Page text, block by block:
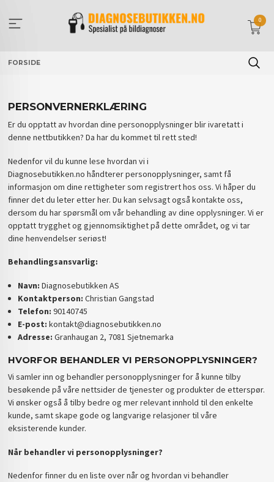
innholdet
0
FORSIDE
PERSONVERNERKLÆRING
Er du opptatt av hvordan dine personopplysninger blir ivaretatt i
denne nettbutikken? Da har du kommet til rett sted!
Nedenfor vil du kunne lese hvordan vi i
Diagnosebutikken.no håndterer personopplysninger, samt få
informasjon om dine rettigheter som registrert hos oss. Vi håper du
finner det du leter etter her. Du kan selvsagt også kontakte oss,
dersom du har spørsmål om vår behandling av dine opplysninger. Vi er
opptatt trygghet og gjennomsiktighet på dette området, og vi tar
dine henvendelser seriøst!
Behandlingsansvarlig:
Navn: Diagnosebutikken AS
Kontaktperson: Christian Gangstad
Telefon: 90140745
E-post: kontakt@diagnosebutikken.no
Adresse: Granhaugan 2, 7081 Sjetnemarka
HVORFOR BEHANDLER VI PERSONOPPLYSNINGER?
Vi samler inn og behandler personopplysninger for å kunne tilby
besøkende på våre nettsider de tjenester og produkter de etterspør.
Vi ønsker også å tilby bedre og mer relevant innhold til den enkelte
kunde, samt skape gode og langvarige relasjoner til våre
eksisterende kunder.
Når behandler vi personopplysninger?
Nedenfor finner du en liste over når og hvordan vi behandler